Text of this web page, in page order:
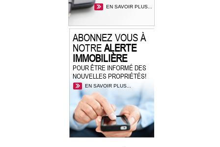
EN SAVOIR PLUS...
ABONNEZ VOUS À
NOTREALERTE
IMMOBILIÈRE
POUR ÊTRE INFORMÉ DES
NOUVELLES PROPRIÉTÉS!
EN SAVOIR PLUS...